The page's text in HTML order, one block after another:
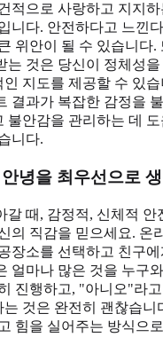
적으로 사랑하고 지지
니다. 안전하다고 느낀
위안이 될 수 있습니다.
는 것은 당신이 정체성
지도를 제공할 수 있
결과가 복잡한 감정을
불안감을 관리하는 데
니다.
녕을 최우선으로 생
갈 때, 감정적, 신체적 안
의 직감을 믿으세요. 온
장소를 선택하고 친구에
얼마나 많은 것을 누구
진행하고, "아니오"라
것은 완전히 괜찮습니
힘을 실어주는 방식으